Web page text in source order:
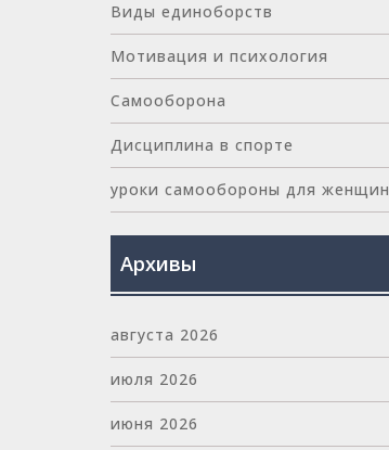
Виды единоборств
Мотивация и психология
Самооборона
Дисциплина в спорте
уроки самообороны для женщин
Архивы
августа 2026
июля 2026
июня 2026